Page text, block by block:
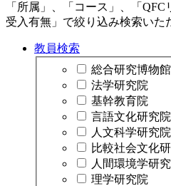
「所属」、「コース」、「
受入有無」で絞り込み検索いた
教員検索
総合研究博物館
法学研究院
基幹教育院
言語文化研究院
人文科学研究院
比較社会文化
人間環境学研
理学研究院